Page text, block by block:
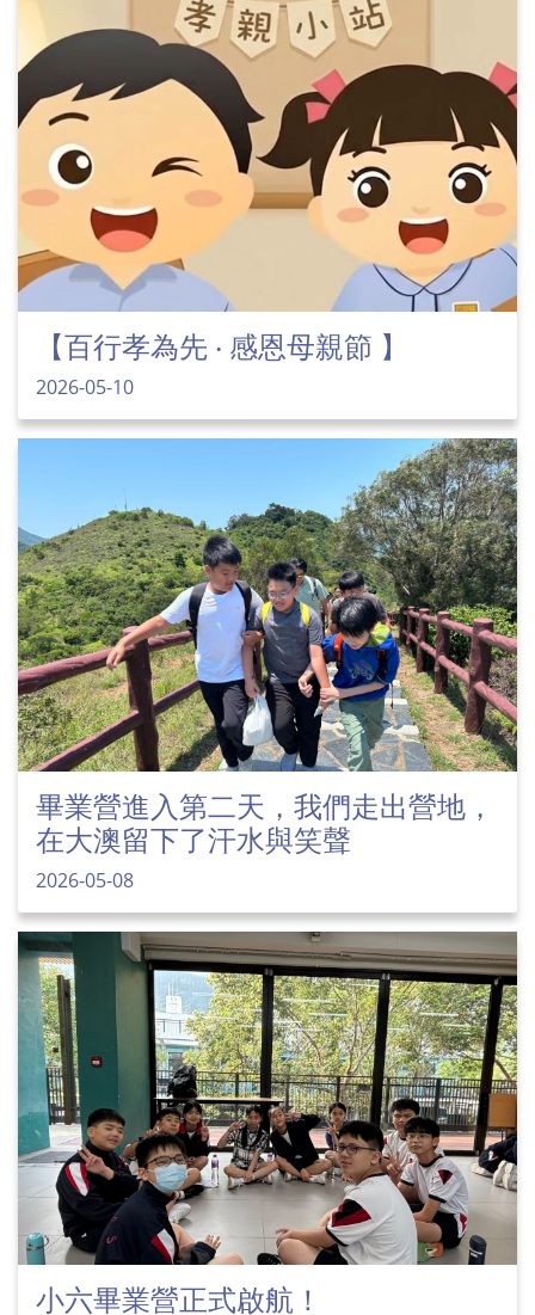
【百行孝為先 ‧ 感恩母親節 】
2026-05-10
畢業營進入第二天，我們走出營地，
在大澳留下了汗水與笑聲
2026-05-08
小六畢業營正式啟航！